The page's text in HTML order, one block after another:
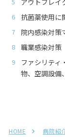
アウトブレイ
抗菌薬使用に
院内感染対策
職業感染対策
ファシリティ
物、空調設備
HOME 病院紹